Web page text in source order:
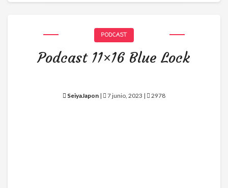
PODCAST
Podcast 11×16 Blue Lock
SeiyaJapon | 7 junio, 2023 | 2978